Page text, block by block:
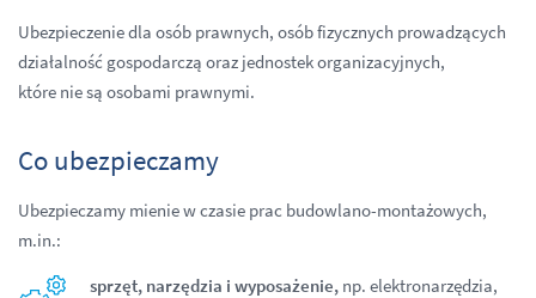
Ubezpieczenie dla osób prawnych, osób fizycznych prowadzących
działalność gospodarczą oraz jednostek organizacyjnych,
które nie są osobami prawnymi.
Co ubezpieczamy
Ubezpieczamy mienie w czasie prac budowlano-montażowych,
m.in.:
sprzęt, narzędzia i wyposażenie, np. elektronarzędzia,